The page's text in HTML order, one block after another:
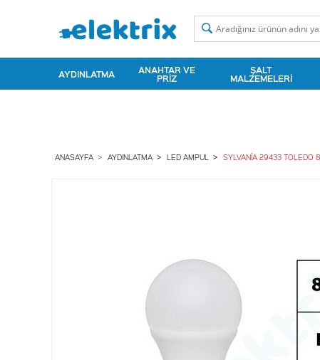
AYDINLATMA ANAHTAR VE
PRIZ
ŞALT
MALZEMELERI
ANASAYFA AYDINLATMA LED AMPUL SYLVANİA 29433 TOLEDO